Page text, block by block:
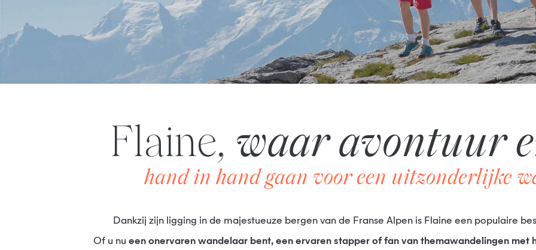
Flaine, waar avontuur
hand in hand gaan voor een uitzonderlijke
Dankzij zijn ligging in de majestueuze bergen van de Franse Alpen is Flaine een populaire
Of u nu een onervaren wandelaar bent, een ervaren stapper of fan van themawandelingen met